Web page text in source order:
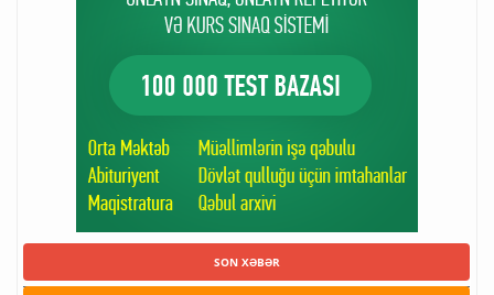
SON XƏBƏR